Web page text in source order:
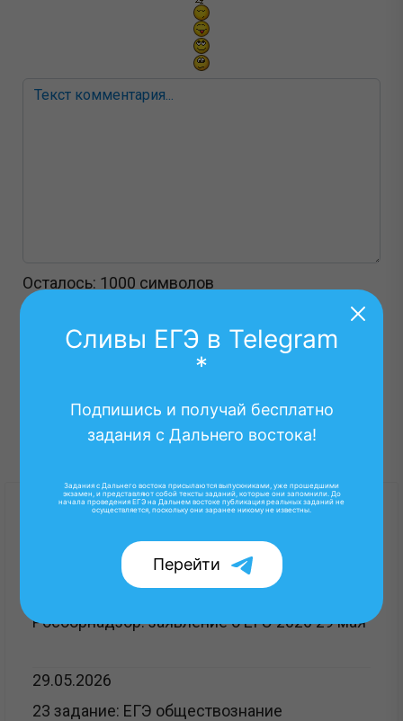
Осталось: 1000 символов
Про ЕГЭ:
Рособрнадзор: заявление о ЕГЭ 2026 29 мая
29.05.2026
23 задание: ЕГЭ обществознание
Сливы ЕГЭ в Telegram
*
Подпишись и получай бесплатно
задания с Дальнего востока!
Задания с Дальнего востока присылаются выпускниками, уже прошедшими
экзамен, и представляют собой тексты заданий, которые они запомнили. До
начала проведения ЕГЭ на Дальнем востоке публикация реальных заданий не
осуществляется, поскольку они заранее никому не известны.
Перейти